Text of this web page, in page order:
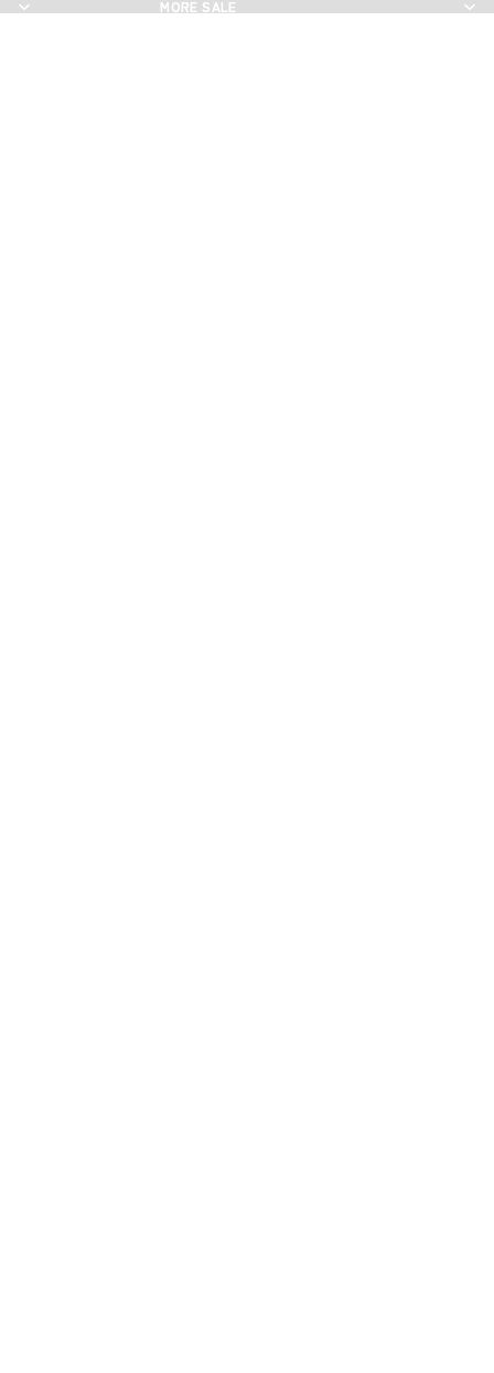
MORE SALE
MORE SALE